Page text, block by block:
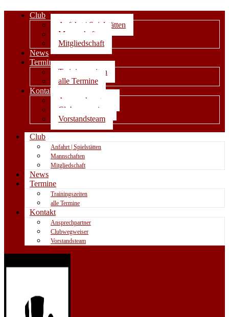
Club
Anfahrt | Spielstätten
Mannschaften
Mitgliedschaft
News
Termine
Trainingszeiten
alle Termine
Kontakt
Ansprechpartner
Clubwegweiser
Vorstandsteam
Club
Anfahrt | Spielstätten
Mannschaften
Mitgliedschaft
News
Termine
Trainingszeiten
alle Termine
Kontakt
Ansprechpartner
Clubwegweiser
Vorstandsteam